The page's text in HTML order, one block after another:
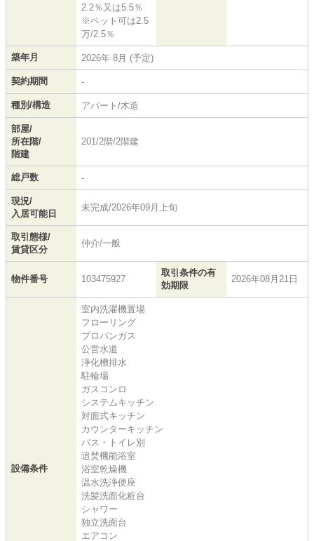
2.2％又は5.5％
※ペット可は2.5
万/2.5％
築年月 2026年 8月 (予定)
契約期間 -
種別/構造 アパート/木造
部屋/
所在階/
階建
201/2階/2階建
総戸数 -
現況/
入居可能日
未完成/2026年09月上旬
取引態様/
賃貸区分
仲介/一般
物件番号 103475927
取引条件の有
効期限
2026年08月21日
設備条件
室内洗濯機置場
フローリング
プロパンガス
公営水道
浄化槽排水
駐輪場
ガスコンロ
システムキッチン
対面式キッチン
カウンターキッチン
バス・トイレ別
追焚機能浴室
浴室乾燥機
温水洗浄便座
洗髪洗面化粧台
シャワー
独立洗面台
エアコン